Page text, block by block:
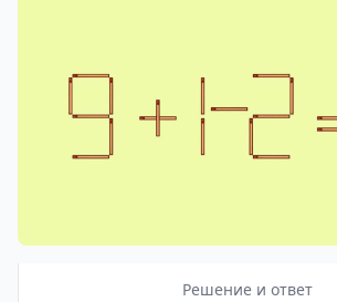
Решение и ответ